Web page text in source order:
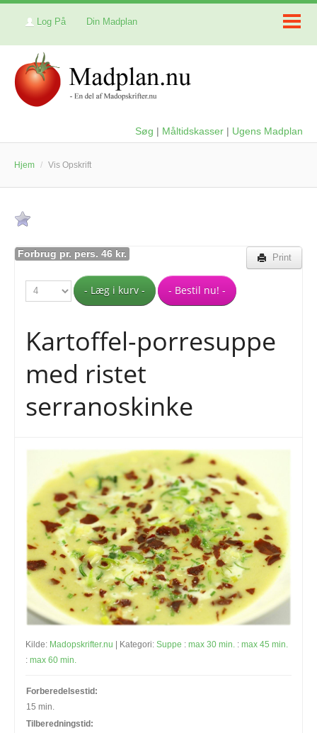
Log På Din Madplan
Søg | Måltidskasser | Ugens Madplan
Hjem / Vis Opskrift
Forbrug pr. pers. 46 kr. Print
- Læg i kurv - - Bestil nu! -
Kartoffel-porresuppe
med ristet
serranoskinke
Kilde: Madopskrifter.nu | Kategori: Suppe : max 30 min. : max 45 min.
: max 60 min.
Forberedelsestid:
15 min.
Tilberedningstid: